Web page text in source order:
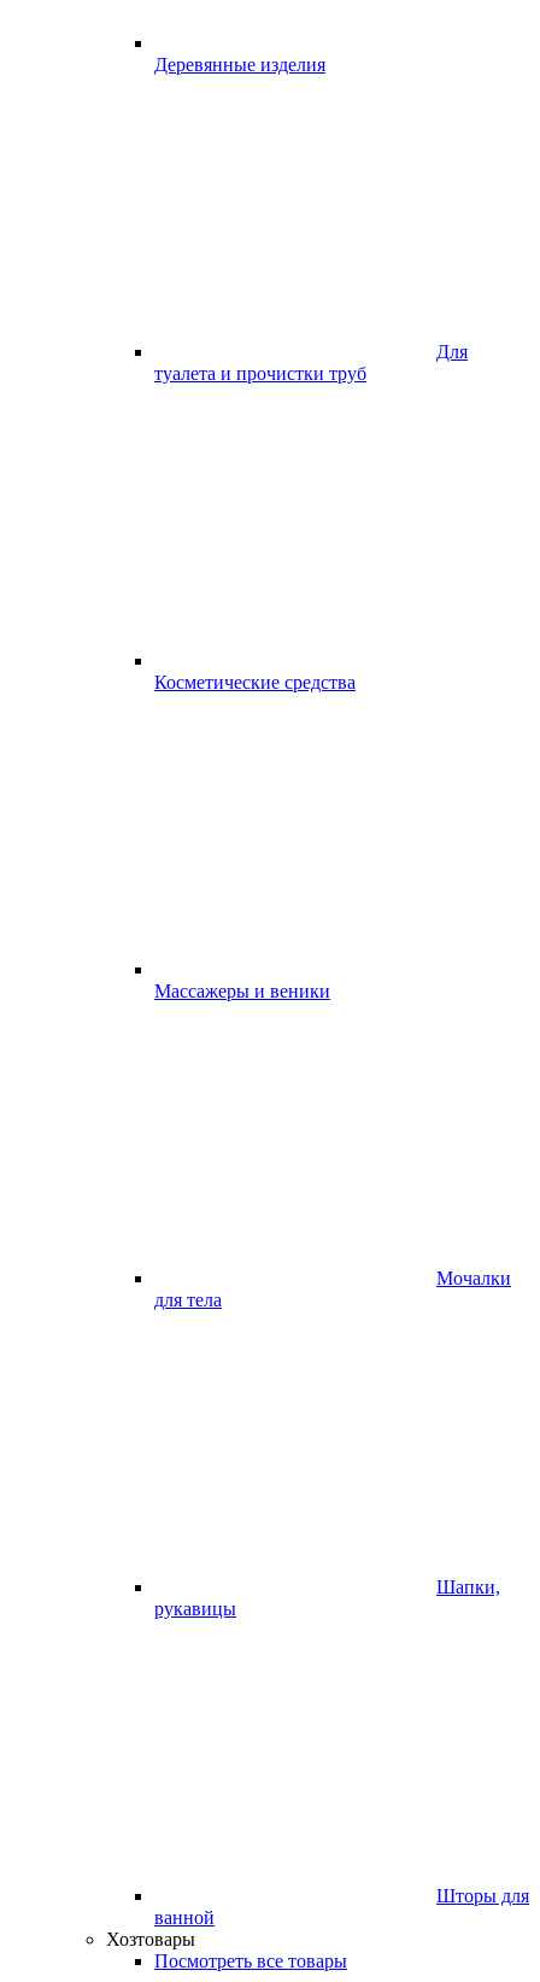
Деревянные изделия
Для
туалета и прочистки труб
Косметические средства
Массажеры и веники
Мочалки
для тела
Шапки,
рукавицы
Шторы для
ванной
Хозтовары
Посмотреть все товары